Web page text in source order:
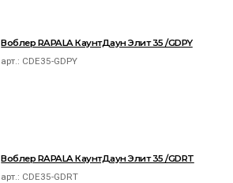
Воблер RAPALA КаунтДаун Элит 35 /GDPY
арт.: CDE35-GDPY
Воблер RAPALA КаунтДаун Элит 35 /GDRT
арт.: CDE35-GDRT